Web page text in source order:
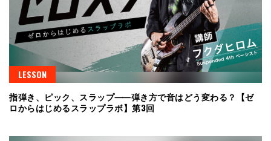
LESSON
指弾き、ピック、スラップ⸺弾き方で音はどう変わる？【ゼ
ロからはじめるスラップラボ】第3回